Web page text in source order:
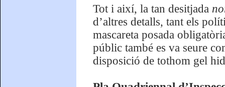
Tot i així, la tan desitjada
d’altres detalls, tant els
mascareta posada
públic també es va seure
disposició de tothom gel